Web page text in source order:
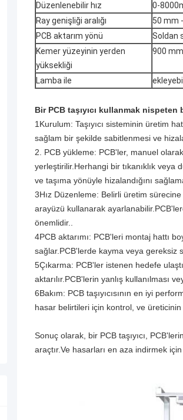
Düzenlenebilir hız
0-
Ray genişliği aralığı
50 mm
PCB aktarım yönü
Soldan
Kemer yüzeyinin yerden
yüksekliği
900
Lamba ile
Bir PCB taşıyıcı kullanmak
1Kurulum: Taşıyıcı sisteminin üretim
sağlam bir şekilde sabitlenmesi ve
2. PCB yükleme: PCB'ler, manuel
yerleştirilir.Herhangi bir tıkanıklık veya
ve taşıma yönüyle hizalandığını
3Hız Düzenleme: Belirli üretim
arayüzü kullanarak
önemlidir..
4PCB aktarımı: PCB'leri montaj hattı
sağlar.PCB'lerde kayma veya gereksiz
5Çıkarma: PCB'ler istenen hedefe
aktarılır.PCB'lerin yanlış kullanılması
6Bakım: PCB taşıyıcısının en iyi
hasar belirtileri için kontrol, ve
Sonuç olarak, bir PCB taşıyıcı,
araçtır.Ve hasarları en aza indirmek